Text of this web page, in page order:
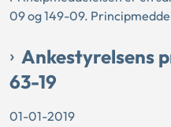
09 og 149-09.
Ankestyrelsens
63-19
01-01-2019